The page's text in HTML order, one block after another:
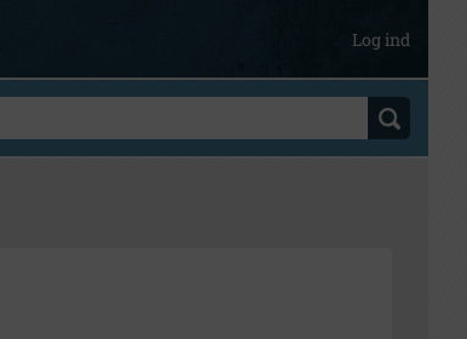
Log ind